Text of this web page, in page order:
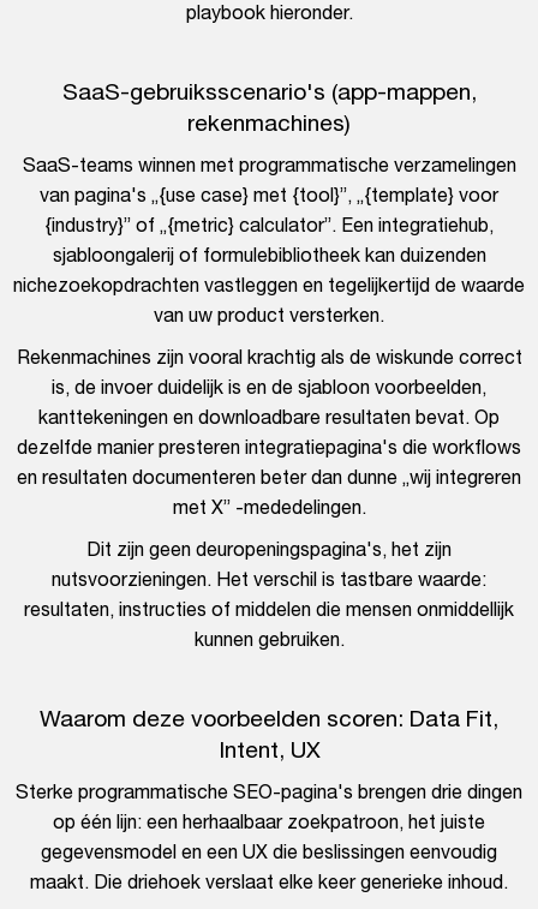
playbook hieronder.
SaaS-gebruiksscenario's (app-mappen,
rekenmachines)
SaaS-teams winnen met programmatische verzamelingen
van pagina's „{use case} met {tool}”, „{template} voor
{industry}” of „{metric} calculator”. Een integratiehub,
sjabloongalerij of formulebibliotheek kan duizenden
nichezoekopdrachten vastleggen en tegelijkertijd de waarde
van uw product versterken.
Rekenmachines zijn vooral krachtig als de wiskunde correct
is, de invoer duidelijk is en de sjabloon voorbeelden,
kanttekeningen en downloadbare resultaten bevat. Op
dezelfde manier presteren integratiepagina's die workflows
en resultaten documenteren beter dan dunne „wij integreren
met X” -mededelingen.
Dit zijn geen deuropeningspagina's, het zijn
nutsvoorzieningen. Het verschil is tastbare waarde:
resultaten, instructies of middelen die mensen onmiddellijk
kunnen gebruiken.
Waarom deze voorbeelden scoren: Data Fit,
Intent, UX
Sterke programmatische SEO-pagina's brengen drie dingen
op één lijn: een herhaalbaar zoekpatroon, het juiste
gegevensmodel en een UX die beslissingen eenvoudig
maakt. Die driehoek verslaat elke keer generieke inhoud.